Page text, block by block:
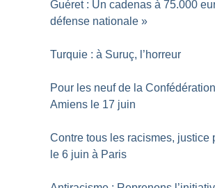
Guéret : Un cadenas à 75.000
défense nationale »
Turquie : à Suruç, l’horreur
Pour les neuf de la
Amiens le 17 juin
Contre tous les racismes, justice
le 6 juin à Paris